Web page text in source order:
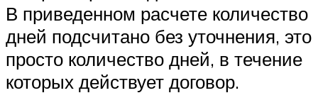
В приведенном расчете количество
дней подсчитано без уточнения, это
просто количество дней, в течение
которых действует договор.